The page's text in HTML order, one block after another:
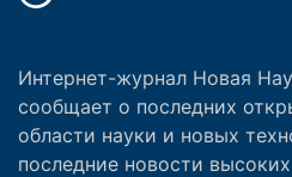
Интернет-журнал Новая
сообщает о последних
области науки и новых
последние новости